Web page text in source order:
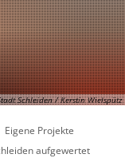
Schleiden / Kerstin Wielspütz
Eigene Projekte
aufgewertet